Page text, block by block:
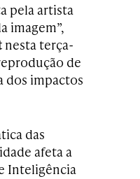
pela artista
imagem”,
nesta terça-
de
dos impactos
das
afeta a
Inteligência